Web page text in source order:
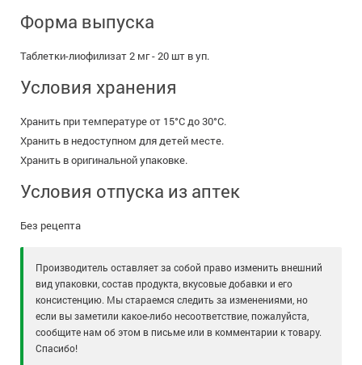
Форма выпуска
Таблетки-лиофилизат 2 мг - 20 шт в уп.
Условия хранения
Хранить при температуре от 15°С до 30°С.
Хранить в недоступном для детей месте.
Хранить в оригинальной упаковке.
Условия отпуска из аптек
Без рецепта
Производитель оставляет за собой право изменить внешний
вид упаковки, состав продукта, вкусовые добавки и его
консистенцию. Мы стараемся следить за изменениями, но
если вы заметили какое-либо несоответствие, пожалуйста,
сообщите нам об этом в письме или в комментарии к товару.
Спасибо!